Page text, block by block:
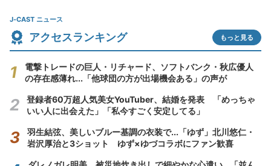
J-CAST ニュース
アクセスランキング もっと見る
電撃トレードの巨人・リチャード、ソフトバンク・秋広優人
の存在感薄れ...「他球団の方が出場機会ある」の声が
登録者60万超人気美女YouTuber、結婚を発表 「めっちゃ
いい人に出会えた」「私今すごく安定してる」
羽生結弦、美しいブルー基調の衣装で...「ゆず」北川悠仁・
岩沢厚治と3ショット ゆず×ゆづコラボにファン歓喜